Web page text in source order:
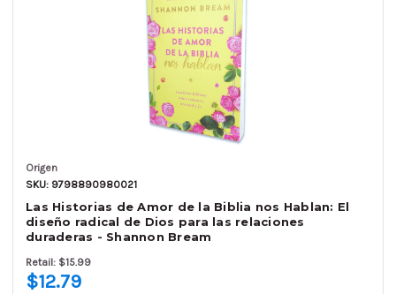
Origen
SKU: 9798890980021
Las Historias de Amor de la Biblia nos Hablan: El
diseño radical de Dios para las relaciones
duraderas - Shannon Bream
Retail: $15.99
$12.79